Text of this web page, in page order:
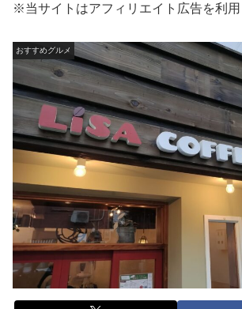
※当サイトはアフィリエイト広告を利
おすすめグルメ